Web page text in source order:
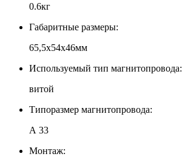
0.6кг
Габаритные размеры:
65,5х54х46мм
Используемый тип магнитопровода:
витой
Типоразмер магнитопровода:
А 33
Монтаж: